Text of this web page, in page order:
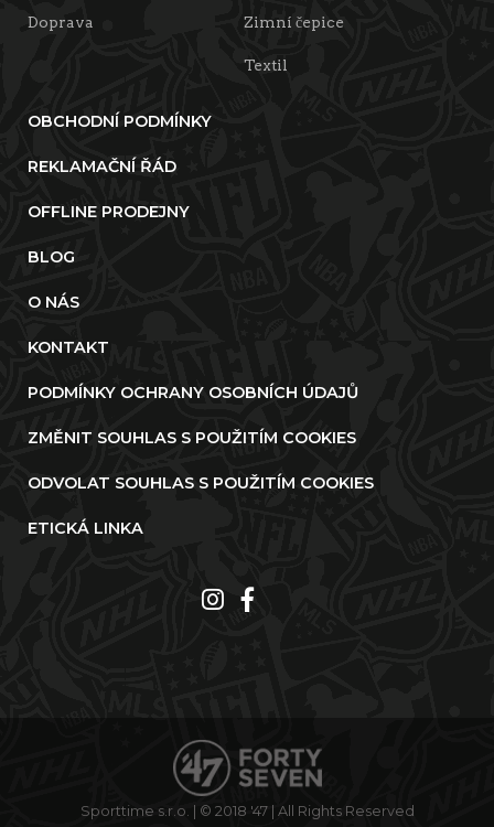
Doprava Zimní čepice
Textil
OBCHODNÍ PODMÍNKY
REKLAMAČNÍ ŘÁD
OFFLINE PRODEJNY
BLOG
O NÁS
KONTAKT
PODMÍNKY OCHRANY OSOBNÍCH ÚDAJŮ
ZMĚNIT SOUHLAS S POUŽITÍM COOKIES
ODVOLAT SOUHLAS S POUŽITÍM COOKIES
ETICKÁ LINKA
Sporttime s.r.o. | © 2018 '47 | All Rights Reserved